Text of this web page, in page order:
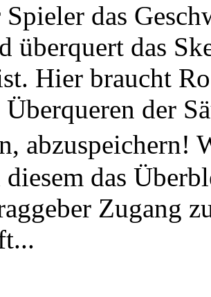
das
überquert das
Hier braucht
Überqueren der
das
Zugang